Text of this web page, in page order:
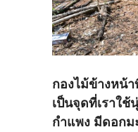
กองไม้ข้างหน้
เป็นจุดที่เราใ
กำแพง มีดอก